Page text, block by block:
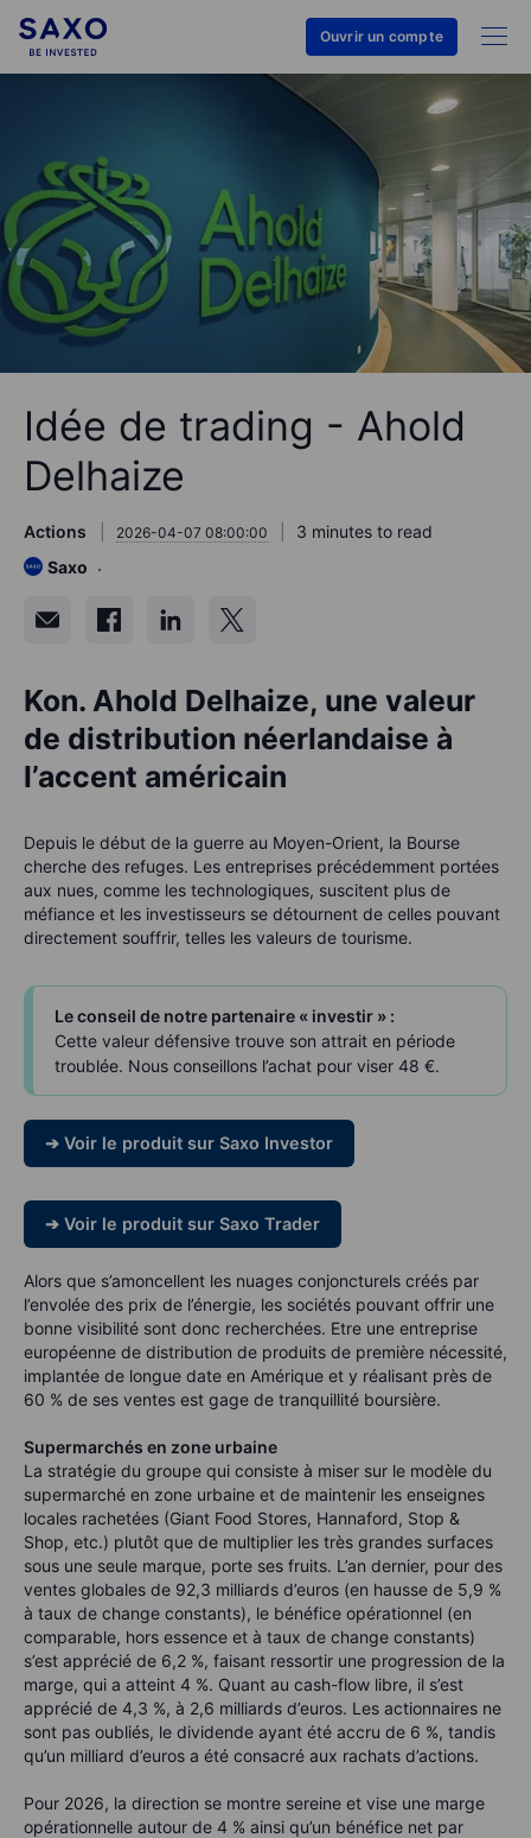
Ouvrir un compte
Idée de trading - Ahold
Delhaize
Actions 2026-04-07 08:00:00
3 minutes to read
Saxo
Kon. Ahold Delhaize, une valeur
de distribution néerlandaise à
l’accent américain
Depuis le début de la guerre au Moyen-Orient, la Bourse
cherche des refuges. Les entreprises précédemment portées
aux nues, comme les technologiques, suscitent plus de
méfiance et les investisseurs se détournent de celles pouvant
directement souffrir, telles les valeurs de tourisme.
Le conseil de notre partenaire « investir » :
Cette valeur défensive trouve son attrait en période
troublée. Nous conseillons l’achat pour viser 48 €.
➔ Voir le produit sur Saxo Investor
➔ Voir le produit sur Saxo Trader
Alors que s’amoncellent les nuages conjoncturels créés par
l’envolée des prix de l’énergie, les sociétés pouvant offrir une
bonne visibilité sont donc recherchées. Etre une entreprise
européenne de distribution de produits de première nécessité,
implantée de longue date en Amérique et y réalisant près de
60 % de ses ventes est gage de tranquillité boursière.
Supermarchés en zone urbaine
La stratégie du groupe qui consiste à miser sur le modèle du
supermarché en zone urbaine et de maintenir les enseignes
locales rachetées (Giant Food Stores, Hannaford, Stop &
Shop, etc.) plutôt que de multiplier les très grandes surfaces
sous une seule marque, porte ses fruits. L’an dernier, pour des
ventes globales de 92,3 milliards d’euros (en hausse de 5,9 %
à taux de change constants), le bénéfice opérationnel (en
comparable, hors essence et à taux de change constants)
s’est apprécié de 6,2 %, faisant ressortir une progression de la
marge, qui a atteint 4 %. Quant au cash-flow libre, il s’est
apprécié de 4,3 %, à 2,6 milliards d’euros. Les actionnaires ne
sont pas oubliés, le dividende ayant été accru de 6 %, tandis
qu’un milliard d’euros a été consacré aux rachats d’actions.
Pour 2026, la direction se montre sereine et vise une marge
opérationnelle autour de 4 % ainsi qu’un bénéfice net par